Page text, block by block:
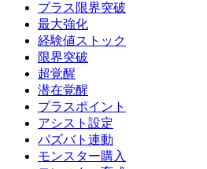
プラス限界突破
最大強化
経験値ストック
限界突破
超覚醒
潜在覚醒
プラスポイント
アシスト設定
パズバト連動
モンスター購入